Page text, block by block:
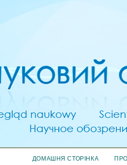
ДОМАШНЯ СТОРІНКА